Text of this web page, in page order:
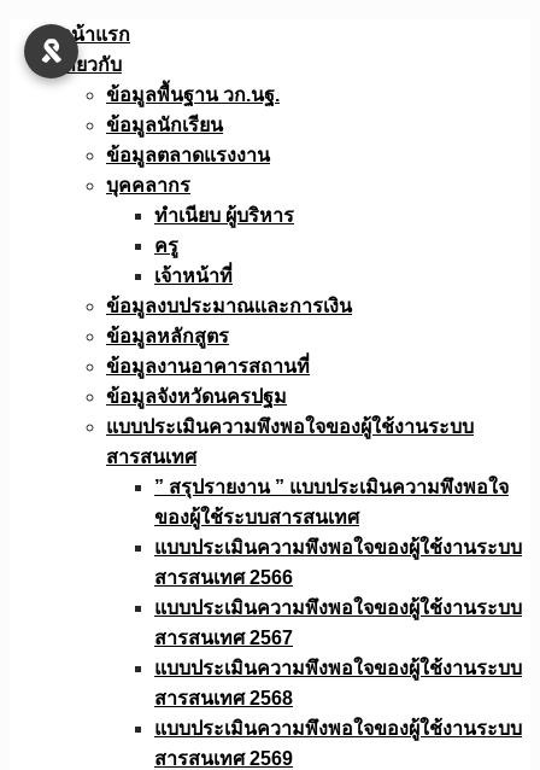
Skip
หน้าแรก
เกี่ยวกับ
ข้อมูลพื้นฐาน วก.นฐ.
ข้อมูลนักเรียน
ข้อมูลตลาดแรงงาน
บุคคลากร
ทำเนียบ ผู้บริหาร
ครู
เจ้าหน้าที่
ข้อมูลงบประมาณเเละการเงิน
ข้อมูลหลักสูตร
ข้อมูลงานอาคารสถานที่
ข้อมูลจังหวัดนครปฐม
แบบประเมินความพึงพอใจของผู้ใช้งานระบบ
สารสนเทศ
” สรุปรายงาน ” แบบประเมินความพึงพอใจ
ของผู้ใช้ระบบสารสนเทศ
แบบประเมินความพึงพอใจของผู้ใช้งานระบบ
สารสนเทศ 2566
แบบประเมินความพึงพอใจของผู้ใช้งานระบบ
สารสนเทศ 2567
แบบประเมินความพึงพอใจของผู้ใช้งานระบบ
สารสนเทศ 2568
แบบประเมินความพึงพอใจของผู้ใช้งานระบบ
สารสนเทศ 2569